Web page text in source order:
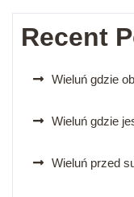
Recent
Wieluń gdzie
Wieluń gdzie
Wieluń przed